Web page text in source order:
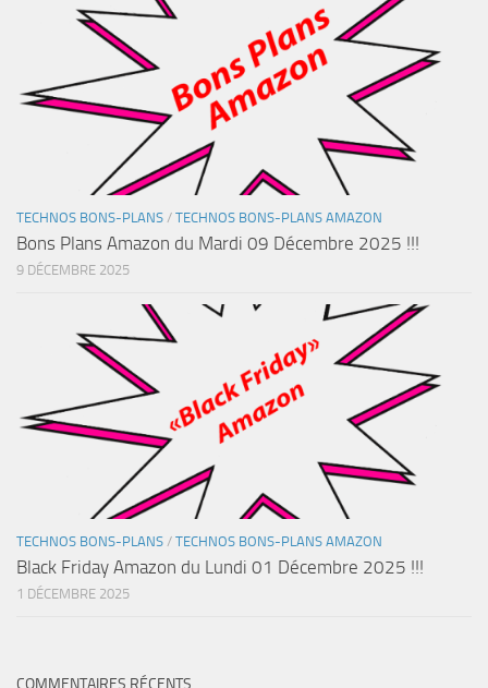
TECHNOS BONS-PLANS / TECHNOS BONS-PLANS AMAZON
Bons Plans Amazon du Mardi 09 Décembre 2025 !!!
9 DÉCEMBRE 2025
TECHNOS BONS-PLANS / TECHNOS BONS-PLANS AMAZON
Black Friday Amazon du Lundi 01 Décembre 2025 !!!
1 DÉCEMBRE 2025
COMMENTAIRES RÉCENTS